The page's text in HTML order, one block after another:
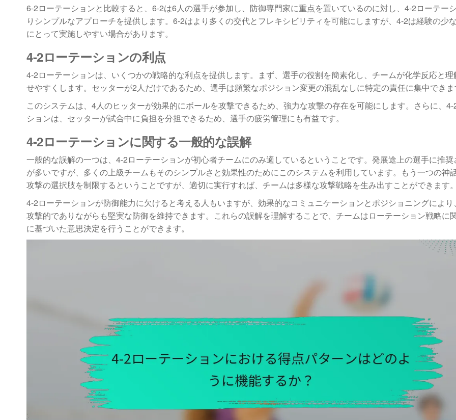
6-2ローテーションと比較すると、6-2は6人の選手が参加し、防御専門家に重点を置いているのに対し、4-2ローテー
りシンプルなアプローチを提供します。6-2はより多くの交代とフレキシビリティを可能にしますが、4-2は経験の少
にとって実施しやすい場合があります。
4-2ローテーションの利点
4-2ローテーションは、いくつかの戦略的な利点を提供します。まず、選手の役割を簡素化し、チームが化学反応と
せやすくします。セッターが2人だけであるため、選手は頻繁なポジション変更の混乱なしに特定の責任に集中でき
このシステムは、4人のヒッターが効果的にボールを攻撃できるため、強力な攻撃の存在を可能にします。さらに、
ションは、セッターが試合中に負担を分担できるため、選手の疲労管理にも有益です。
4-2ローテーションに関する一般的な誤解
一般的な誤解の一つは、4-2ローテーションが初心者チームにのみ適しているということです。発展途上の選手に推
が多いですが、多くの上級チームもそのシンプルさと効果性のためにこのシステムを利用しています。もう一つの神
攻撃の選択肢を制限するということですが、適切に実行すれば、チームは多様な攻撃戦略を生み出すことができます
4-2ローテーションが防御能力に欠けると考える人もいますが、効果的なコミュニケーションとポジショニングによ
攻撃的でありながらも堅実な防御を維持できます。これらの誤解を理解することで、チームはローテーション戦略に
に基づいた意思決定を行うことができます。